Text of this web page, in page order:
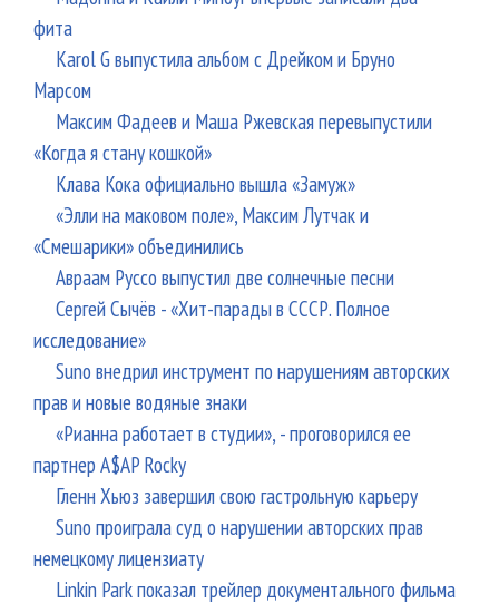
фита
Karol G выпустила альбом с Дрейком и Бруно
Марсом
Максим Фадеев и Маша Ржевская перевыпустили
«Когда я стану кошкой»
Клава Кока официально вышла «Замуж»
«Элли на маковом поле», Максим Лутчак и
«Смешарики» объединились
Авраам Руссо выпустил две солнечные песни
Сергей Сычёв - «Хит-парады в СССР. Полное
исследование»
Suno внедрил инструмент по нарушениям авторских
прав и новые водяные знаки
«Рианна работает в студии», - проговорился ее
партнер A$AP Rocky
Гленн Хьюз завершил свою гастрольную карьеру
Suno проиграла суд о нарушении авторских прав
немецкому лицензиату
Linkin Park показал трейлер документального фильма